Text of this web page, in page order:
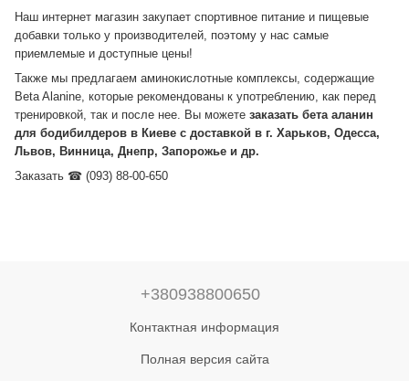
Наш интернет магазин закупает спортивное питание и пищевые
добавки только у производителей, поэтому у нас самые
приемлемые и доступные цены!
Также мы предлагаем аминокислотные комплексы, содержащие
Beta Alanine, которые рекомендованы к употреблению, как перед
тренировкой, так и после нее. Вы можете заказать бета аланин
для бодибилдеров в Киеве с доставкой в г. Харьков, Одесса,
Львов, Винница, Днепр, Запорожье и др.
Заказать ☎ (093) 88-00-650
+380938800650
Контактная информация
Полная версия сайта